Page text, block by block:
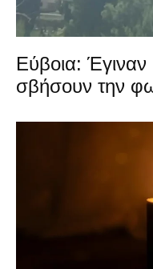
Εύβοια: Έγιναν
σβήσουν την